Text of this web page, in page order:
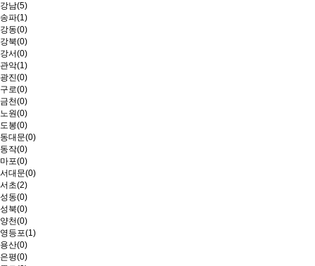
강남(5)
송파(1)
강동(0)
강북(0)
강서(0)
관악(1)
광진(0)
구로(0)
금천(0)
노원(0)
도봉(0)
동대문(0)
동작(0)
마포(0)
서대문(0)
서초(2)
성동(0)
성북(0)
양천(0)
영등포(1)
용산(0)
은평(0)